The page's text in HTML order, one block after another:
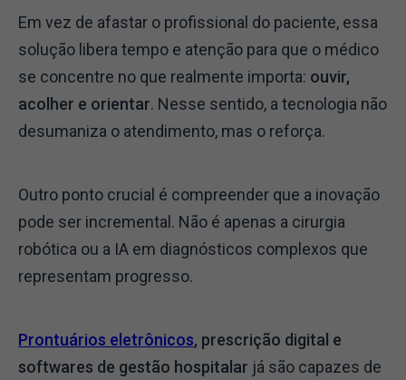
Em vez de afastar o profissional do paciente, essa
solução libera tempo e atenção para que o médico
se concentre no que realmente importa: ouvir,
acolher e orientar. Nesse sentido, a tecnologia não
desumaniza o atendimento, mas o reforça.
Outro ponto crucial é compreender que a inovação
pode ser incremental. Não é apenas a cirurgia
robótica ou a IA em diagnósticos complexos que
representam progresso.
Prontuários eletrônicos, prescrição digital e
softwares de gestão hospitalar já são capazes de